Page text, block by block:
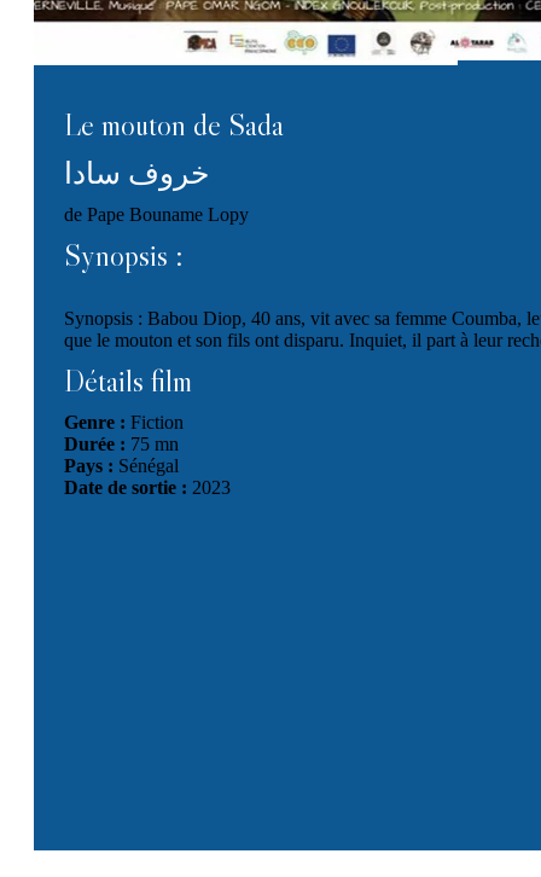
Le mouton de Sada
خروف سادا
de Pape Bouname Lopy
Synopsis :
Synopsis : Babou Diop, 40 ans, vit avec sa femme Coumba,
que le mouton et son fils ont disparu. Inquiet, il part à leur
Détails film
Genre : Fiction
Durée : 75 mn
Pays : Sénégal
Date de sortie : 2023